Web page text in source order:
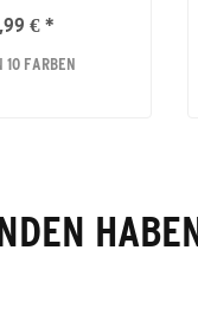
€ *
10 FARBEN